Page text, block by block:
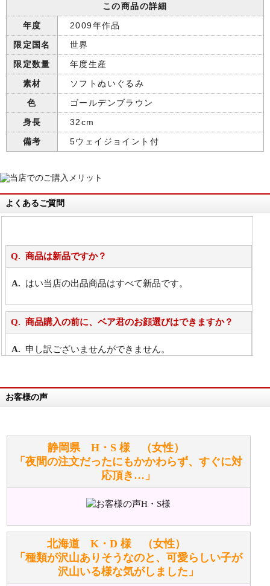
この商品の詳細
年度
2009年作品
限定国名
世界
限定数量
年度生産
素材
ソフトぬいぐるみ
色
ゴールデンブラウン
身長
32cm
備考
5ウェイジョイント付
よくあるご質問
商品は新品ですか？
はい当店の出品商品はすべて新品です。
商品購入の前に、ベア君のお顔選びはできますか？
申し訳ございませんができません。
万が一欲しい商品が見つからない場合は、探して取り
お任せください！それは当店が謡っています「おも
てなしの心」で対応させていただきます。
シュタイフのぬいぐるみは洗濯できますか？ ぬいぐ
るみのお手入れ方法を教えてください。
詳しくはこちら をご覧ください。
ぬいぐるみの耳に付いているボタンやタグに、何か意
お客様の声
静岡県 H・S 様 （女性）
「夜間の注文だったにもかかわらず、すぐに対
応頂き…」
北海道 K・D 様 （女性）
「種類が沢山ありそうなのと、可愛らしい子が
沢山いる様な気がしました」